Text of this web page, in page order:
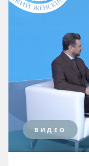
ВИДЕО